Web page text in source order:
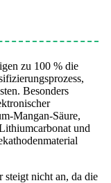
zu 100 % die
Besonders
Mangan-Säure,
und
steigt nicht an, da die